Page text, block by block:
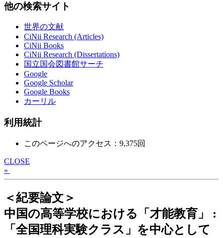
他の検索サイト
世界の文献
CiNii Research (Articles)
CiNii Books
CiNii Research (Dissertations)
国立国会図書館サーチ
Google
Google Scholar
Google Books
カーリル
利用統計
このページへのアクセス：9,375回
CLOSE
»
＜紀要論文＞
中国の高等学校における「才能教育」 :
「全国理科実験クラス」を中心として